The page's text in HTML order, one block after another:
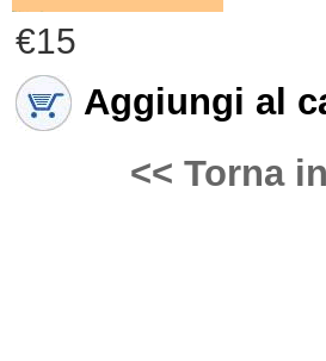
€15
Aggiungi al
<< Torna